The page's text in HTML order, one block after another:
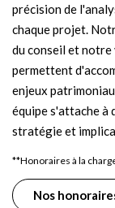
précision de
chaque projet.
du conseil et
permettent
enjeux
équipe s'attache à
stratégie et
**Honoraires à la
Nos